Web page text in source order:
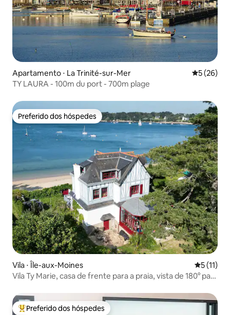
Apartamento ⋅ La Trinité-sur-Mer 5 de uma
5 (26)
TY LAURA - 100m du port - 700m plage
Preferido dos hóspedes
Preferido dos hóspedes
Vila ⋅ Île-aux-Moines 5 de uma
5 (11)
Vila Ty Marie, casa de frente para a praia, vista de 180° para
Entre os melhores preferidos dos hóspedes
Preferido dos hóspedes